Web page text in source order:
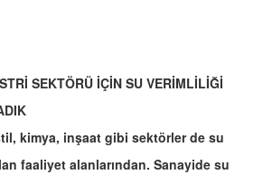
SEKTÖRÜ İÇİN SU VERİMLİLİĞİ
kimya, inşaat gibi sektörler de su
faaliyet alanlarından. Sanayide su